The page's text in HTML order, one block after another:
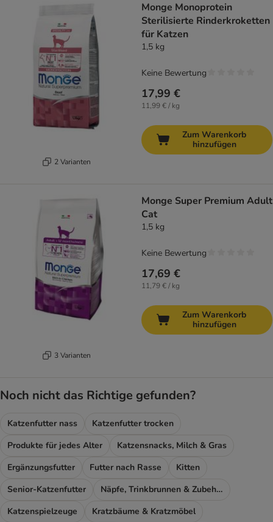
2 Varianten
Monge Monoprotein
Sterilisierte Rinderkroketten
für Katzen
1,5 kg
17,99 €
11,99 € / kg
Keine Bewertung
Zum Warenkorb
hinzufügen
3 Varianten
Monge Super Premium Adult
Cat
1,5 kg
17,69 €
11,79 € / kg
Keine Bewertung
Zum Warenkorb
hinzufügen
Noch nicht das Richtige gefunden?
Katzenfutter nass
Katzenfutter trocken
Produkte für jedes Alter
Katzensnacks, Milch & Gras
Ergänzungsfutter
Futter nach Rasse
Kitten
Senior-Katzenfutter
Näpfe, Trinkbrunnen & Zubehör
Katzenspielzeuge
Kratzbäume & Kratzmöbel